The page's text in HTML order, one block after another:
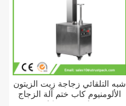
شبه التلقائي زجاجة زيت الزيتون
الألومنيوم كاب ختم آلة الزجاج